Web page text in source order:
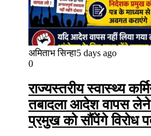
अमिताभ सिन्हा5 days ago
0
राज्यस्तरीय स्वास्थ्य
तबादला आदेश वापस
प्रमुख को सौंपेंगे विरोध